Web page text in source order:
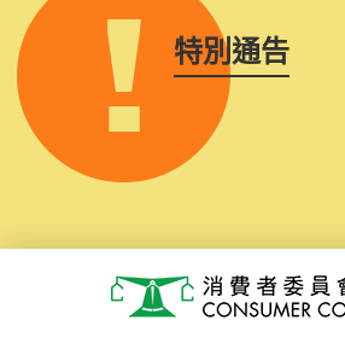
特別通告
消費者委員會